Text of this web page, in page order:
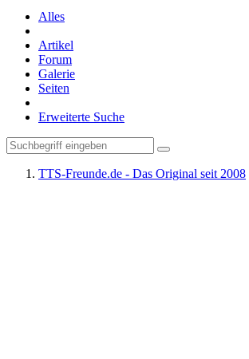
Alles
Artikel
Forum
Galerie
Seiten
Erweiterte Suche
TTS-Freunde.de - Das Original seit 2008